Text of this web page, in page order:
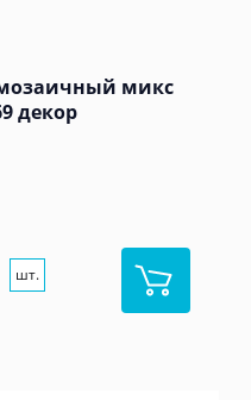
мозаичный микс
декор
шт.